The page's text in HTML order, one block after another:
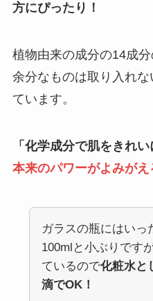
方にぴったり！
植物由来の成分の14成
余分なものは取り入れ
ています。
「化学成分で肌をきれ
本来のパワーがよみがえ
ガラスの瓶にはいっ
100mlと小ぶりです
ているので化粧水と
滴でOK！